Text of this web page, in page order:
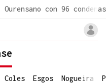
Ourensano con 96 condenas
Coles Esgos Nogueira